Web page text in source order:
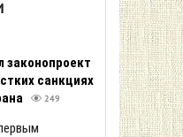
законопроект
санкциях
249